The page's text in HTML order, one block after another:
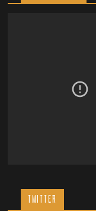
TWITTER